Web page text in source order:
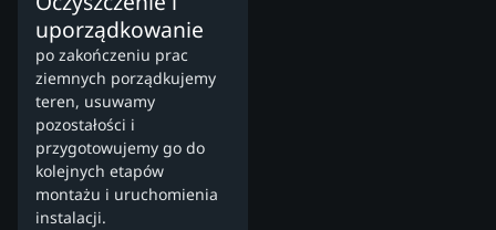
uporządkowanie
po zakończeniu prac
ziemnych porządkujemy
teren, usuwamy
pozostałości i
przygotowujemy go do
kolejnych etapów
montażu i uruchomienia
instalacji.